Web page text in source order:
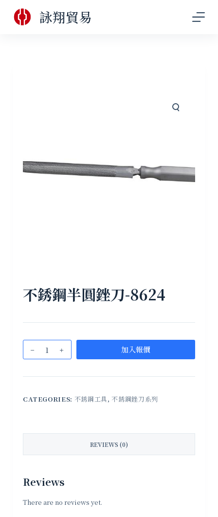
跳
至
詠翔貿易
不銹鋼半圓銼刀-8624
加入報價
CATEGORIES: 不銹鋼工具,不銹鋼銼刀系列
REVIEWS (0)
Reviews
There are no reviews yet.